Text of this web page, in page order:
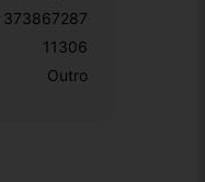
373867287
11306
Outro